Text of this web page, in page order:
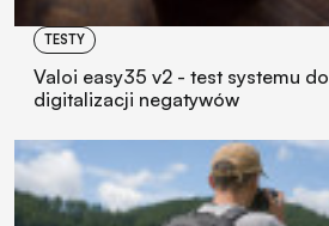
TESTY
Valoi easy35 v2 - test systemu do
digitalizacji negatywów